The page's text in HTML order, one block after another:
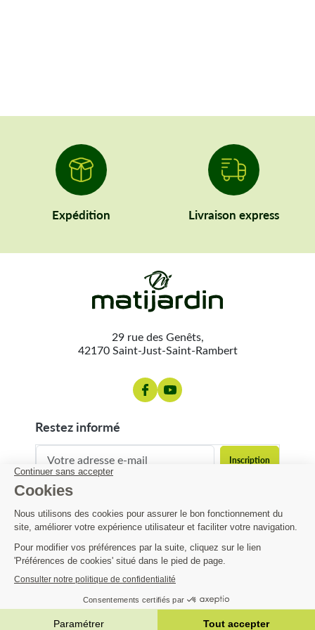
21,53 €
  AJOUTER AU PANIER
Expédition Livraison express
29 rue des Genêts,
42170 Saint-Just-Saint-Rambert
restez informé
contact@matijardin.fr 04 81 120 120
Matijardin
Infos pratiques